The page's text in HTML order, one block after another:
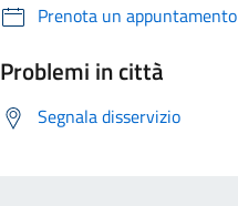
Prenota un appuntamento
Problemi in città
Segnala disservizio